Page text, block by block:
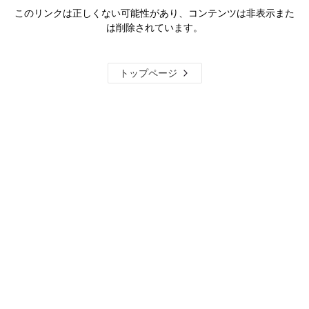
このリンクは正しくない可能性があり、コンテンツは非表示また
は削除されています。
トップページ